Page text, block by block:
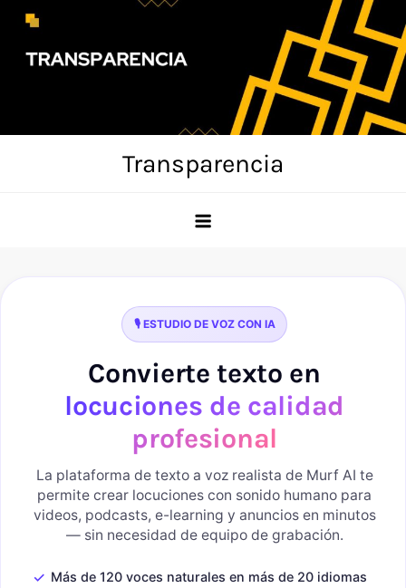
Skip
content
Transparencia
🎙️ ESTUDIO DE VOZ CON IA
Convierte texto en
locuciones de calidad
profesional
La plataforma de texto a voz realista de Murf AI te
permite crear locuciones con sonido humano para
videos, podcasts, e-learning y anuncios en minutos
— sin necesidad de equipo de grabación.
✓ Más de 120 voces naturales en más de 20 idiomas